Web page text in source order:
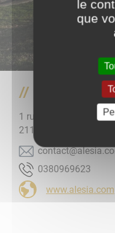
MuséoParc
1 rue des Trois
21150
3269690830
www.alesia.com
le
que